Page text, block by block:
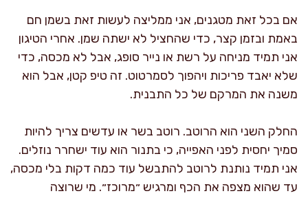
אם בכל זאת מטגנים, אני ממליצה לעשות זאת בשמן חם
באמת ובזמן קצר, כדי שהחציל לא ישתה שמן. אחרי הטיגון
אני תמיד מניחה על רשת או נייר סופג, אבל לא מכסה, כדי
שלא יאבד פריכות ויהפוך לסמרטוט. זה טיפ קטן, אבל הוא
משנה את המרקם של כל התבנית.
החלק השני הוא הרוטב. רוטב בשר או עדשים צריך להיות
סמיך יחסית לפני האפייה, כי בתנור הוא עוד ישחרר נוזלים.
אני תמיד נותנת לרוטב להתבשל עוד כמה דקות בלי מכסה,
עד שהוא מצפה את הכף ומרגיש ״מרוכז״. מי שרוצה